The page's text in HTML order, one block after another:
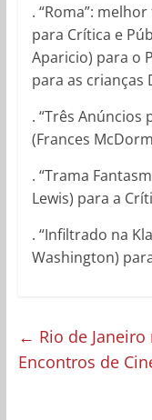
. “Roma”:
para Crítica e
Aparicio) para o
para as crianças
. “Três Anúncios
(Frances
. “Trama
Lewis) para a
. “Infiltrado na
Washington)
← Rio de
Encontros de